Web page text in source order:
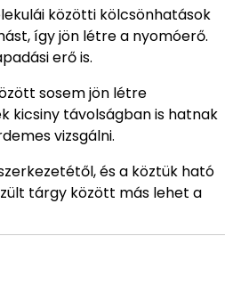
közötti kölcsönhatások
így jön létre a nyomóerő.
erő is.
sosem jön létre
kicsiny távolságban is hatnak
vizsgálni.
és a köztük ható
tárgy között más lehet a